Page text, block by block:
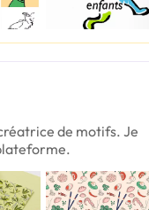
de motifs. Je